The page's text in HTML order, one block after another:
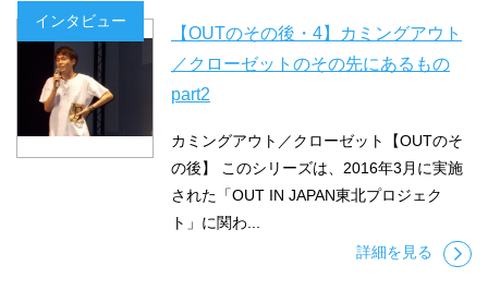
インタビュー
【OUTのその後・4】カミングアウト
／クローゼットのその先にあるもの
part2
カミングアウト／クローゼット【OUTのそ
の後】 このシリーズは、2016年3月に実施
された「OUT IN JAPAN東北プロジェク
ト」に関わ...
詳細を見る